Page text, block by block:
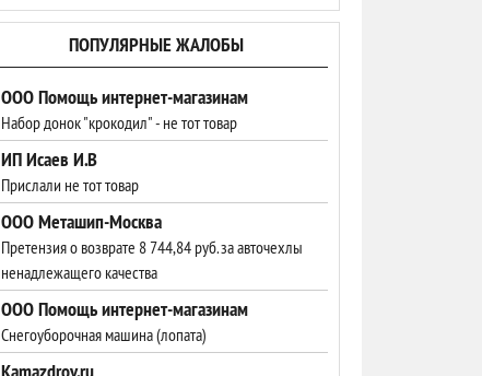
ПОПУЛЯРНЫЕ ЖАЛОБЫ
ООО Помощь интернет-магазинам
Набор донок "крокодил" - не тот товар
ИП Исаев И.В
Прислали не тот товар
ООО Меташип-Москва
Претензия о возврате 8 744,84 руб. за авточехлы
ненадлежащего качества
ООО Помощь интернет-магазинам
Cнегоуборочная машина (лопата)